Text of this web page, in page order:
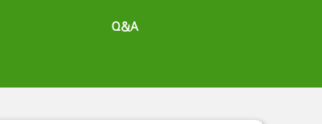
Q&A